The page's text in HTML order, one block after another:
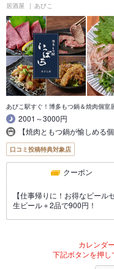
居酒屋 あびこ
あびこ駅すぐ！博多もつ鍋＆焼肉個室
2001～3000円
【焼肉ともつ鍋が愉しめる
口コミ投稿特典対象店
クーポン
【仕事帰りに！お得なビール
生ビール＋2品で900円！
カレンダ
下記ボタンを押し